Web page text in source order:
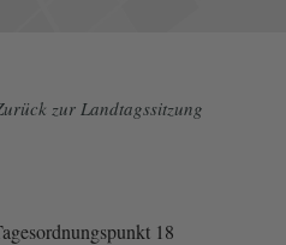
zur Landtagssitzung
18